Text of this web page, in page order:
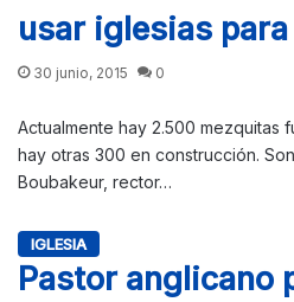
usar iglesias
30 junio, 2015 0
Actualmente hay 2.500 mezquitas
hay otras 300 en construcción.
Boubakeur, rector…
IGLESIA
Pastor anglicano